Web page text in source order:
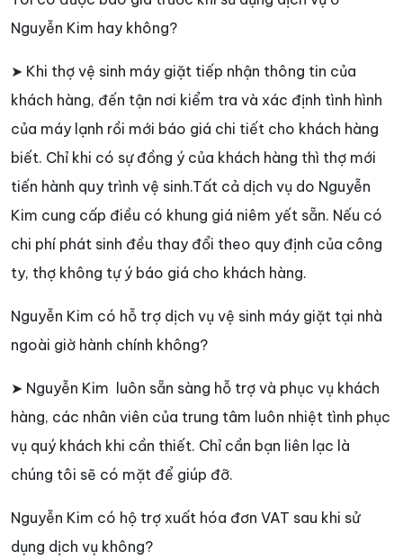
Nguyễn Kim hay không?
➤ Khi thợ vệ sinh máy giặt tiếp nhận thông tin của
khách hàng, đến tận nơi kiểm tra và xác định tình hình
của máy lạnh rồi mới báo giá chi tiết cho khách hàng
biết. Chỉ khi có sự đồng ý của khách hàng thì thợ mới
tiến hành quy trình vệ sinh.Tất cả dịch vụ do Nguyễn
Kim cung cấp điều có khung giá niêm yết sẵn. Nếu có
chi phí phát sinh đều thay đổi theo quy định của công
ty, thợ không tự ý báo giá cho khách hàng.
Nguyễn Kim có hỗ trợ dịch vụ vệ sinh máy giặt tại nhà
ngoài giờ hành chính không?
➤ Nguyễn Kim luôn sẵn sàng hỗ trợ và phục vụ khách
hàng, các nhân viên của trung tâm luôn nhiệt tình phục
vụ quý khách khi cần thiết. Chỉ cần bạn liên lạc là
chúng tôi sẽ có mặt để giúp đỡ.
Nguyễn Kim có hộ trợ xuất hóa đơn VAT sau khi sử
dụng dịch vụ không?